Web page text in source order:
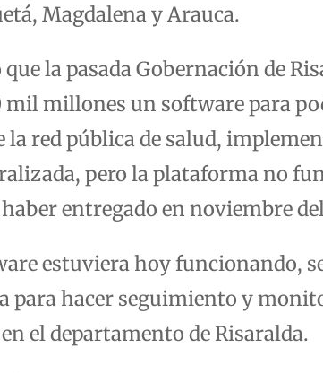
Magdalena y Arauca.
que la pasada Gobernación de
mil millones un software para
la red pública de salud,
pero la plataforma no
entregado en noviembre
estuviera hoy funcionando,
para hacer seguimiento y
el departamento de Risaralda.